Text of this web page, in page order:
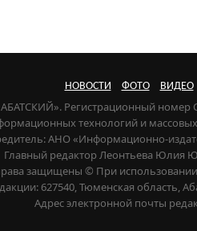
НОВОСТИ ФОТО ВИДЕО
АБАТСКИЙ». Регистрационный
технологий и
АНО «Информационно-
Главный редактор Леонтьева Юлия
защищены © При
627540, Тюменская область,
Адрес электронной почты